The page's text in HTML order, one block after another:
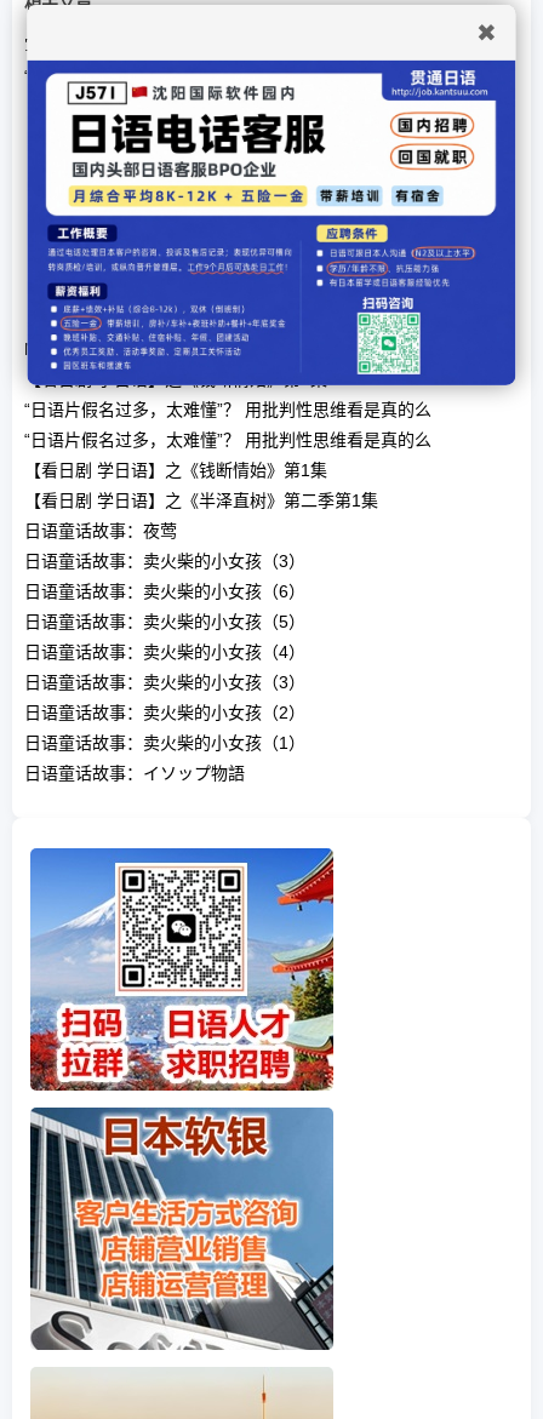
✖
相关文章
写作文对学日语有意义吗？
“丑牛”之年说说日语中那些与“牛”有关的俗语
【日本杂学】日语里笔画数最多的汉字是什么？
【看日剧 学日语】之《天国与地狱》第2集
【看日剧 学日语】之《天国与地狱》第1集
【看日剧 学日语】之《天国与地狱》第2集
【日本杂学】理发店门口的彩色转筒，在日语里怎么说？
【看日剧 学日语】之《天国与地狱》第1集
【日本杂学】发箍在日语叫“喀秋莎”？
【日本杂学】日语里「海老」与「蝦」有什么区别？
N1合格之后如何进一步提升日语水平？
【看日剧 学日语】之《钱断情始》第1集
“日语片假名过多，太难懂”？ 用批判性思维看是真的么
“日语片假名过多，太难懂”？ 用批判性思维看是真的么
【看日剧 学日语】之《钱断情始》第1集
【看日剧 学日语】之《半泽直树》第二季第1集
日语童话故事：夜莺
日语童话故事：卖火柴的小女孩（3）
日语童话故事：卖火柴的小女孩（6）
日语童话故事：卖火柴的小女孩（5）
日语童话故事：卖火柴的小女孩（4）
日语童话故事：卖火柴的小女孩（3）
日语童话故事：卖火柴的小女孩（2）
日语童话故事：卖火柴的小女孩（1）
日语童话故事：イソップ物語